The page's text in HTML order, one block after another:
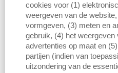
cookies voor (1)
weergeven van de
vormgeven, (3) meten en
gebruik, (4) het weergeven
advertenties op maat en
partijen (indien van
uitzondering van de